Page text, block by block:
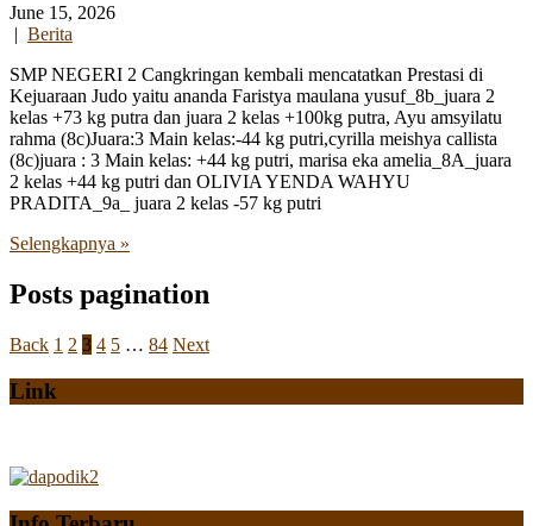
June 15, 2026
| Berita
SMP NEGERI 2 Cangkringan kembali mencatatkan Prestasi di
Kejuaraan Judo yaitu ananda Faristya maulana yusuf_8b_juara 2
kelas +73 kg putra dan juara 2 kelas +100kg putra, Ayu amsyilatu
rahma (8c)Juara:3 Main kelas:-44 kg putri,cyrilla meishya callista
(8c)juara : 3 Main kelas: +44 kg putri, marisa eka amelia_8A_juara
2 kelas +44 kg putri dan OLIVIA YENDA WAHYU
PRADITA_9a_ juara 2 kelas -57 kg putri
Selengkapnya »
Posts pagination
Back 1 2 3 4 5 … 84 Next
Link